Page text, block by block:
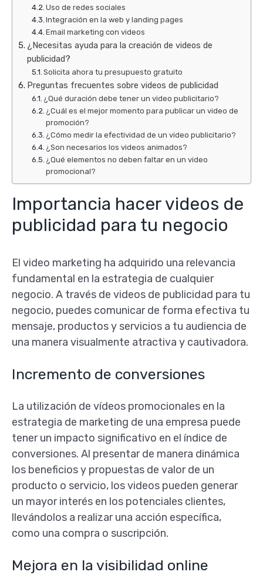
Uso de redes sociales
Integración en la web y landing pages
Email marketing con videos
¿Necesitas ayuda para la creación de videos de
publicidad?
Solicita ahora tu presupuesto gratuito
Preguntas frecuentes sobre videos de publicidad
¿Qué duración debe tener un video publicitario?
¿Cuál es el mejor momento para publicar un video de
promoción?
¿Cómo medir la efectividad de un video publicitario?
¿Son necesarios los videos animados?
¿Qué elementos no deben faltar en un video
promocional?
Importancia hacer videos de
publicidad para tu negocio
El video marketing ha adquirido una relevancia
fundamental en la estrategia de cualquier
negocio. A través de videos de publicidad para tu
negocio, puedes comunicar de forma efectiva tu
mensaje, productos y servicios a tu audiencia de
una manera visualmente atractiva y cautivadora.
Incremento de conversiones
La utilización de vídeos promocionales en la
estrategia de marketing de una empresa puede
tener un impacto significativo en el índice de
conversiones. Al presentar de manera dinámica
los beneficios y propuestas de valor de un
producto o servicio, los videos pueden generar
un mayor interés en los potenciales clientes,
llevándolos a realizar una acción específica,
como una compra o suscripción.
Mejora en la visibilidad online